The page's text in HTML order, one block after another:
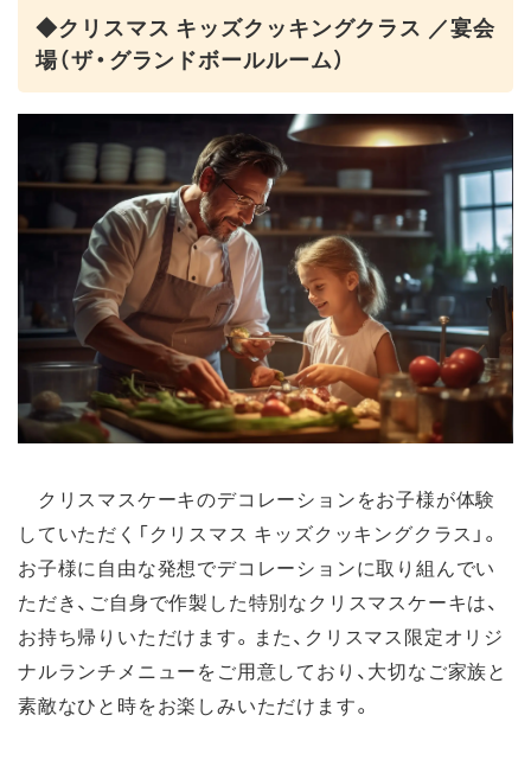
◆クリスマス キッズクッキングクラス ／宴会
場（ザ・グランドボールルーム）
クリスマスケーキのデコレーションをお子様が体験
していただく「クリスマス キッズクッキングクラス」。
お子様に自由な発想でデコレーションに取り組んでい
ただき、ご自身で作製した特別なクリスマスケーキは、
お持ち帰りいただけます。また、クリスマス限定オリジ
ナルランチメニューをご用意しており、大切なご家族と
素敵なひと時をお楽しみいただけます。